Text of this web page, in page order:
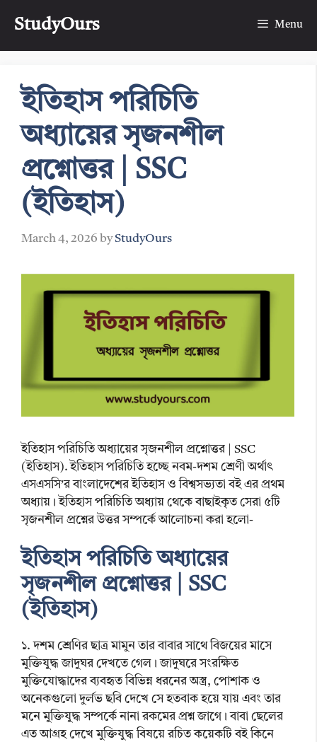
StudyOurs Menu
ইতিহাস পরিচিতি
অধ্যায়ের সৃজনশীল
প্রশ্নোত্তর | SSC
(ইতিহাস)
March 4, 2026 byStudyOurs
ইতিহাস পরিচিতি অধ্যায়ের সৃজনশীল প্রশ্নোত্তর | SSC
(ইতিহাস). ইতিহাস পরিচিতি হচ্ছে নবম-দশম শ্রেণী অর্থাৎ
এসএসসি’র বাংলাদেশের ইতিহাস ও বিশ্বসভ্যতা বই এর প্রথম
অধ্যায়। ইতিহাস পরিচিতি অধ্যায় থেকে বাছাইকৃত সেরা ৫টি
সৃজনশীল প্রশ্নের উত্তর সম্পর্কে আলোচনা করা হলো-
ইতিহাস পরিচিতি অধ্যায়ের
সৃজনশীল প্রশ্নোত্তর | SSC
(ইতিহাস)
১. দশম শ্রেণির ছাত্র মামুন তার বাবার সাথে বিজয়ের মাসে
মুক্তিযুদ্ধ জাদুঘর দেখতে গেল। জাদুঘরে সংরক্ষিত
মুক্তিযোদ্ধাদের ব্যবহৃত বিভিন্ন ধরনের অস্ত্র, পোশাক ও
অনেকগুলো দুর্লভ ছবি দেখে সে হতবাক হয়ে যায় এবং তার
মনে মুক্তিযুদ্ধ সম্পর্কে নানা রকমের প্রশ্ন জাগে। বাবা ছেলের
এত আগ্রহ দেখে মুক্তিযুদ্ধ বিষয়ে রচিত কয়েকটি বই কিনে